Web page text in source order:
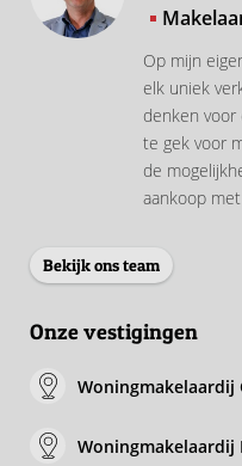
Op mijn
elk uniek
denken
te gek voor
de
aankoop
Bekijk ons team
Onze vestigingen
Woningmakelaardij
Woningmakelaardij